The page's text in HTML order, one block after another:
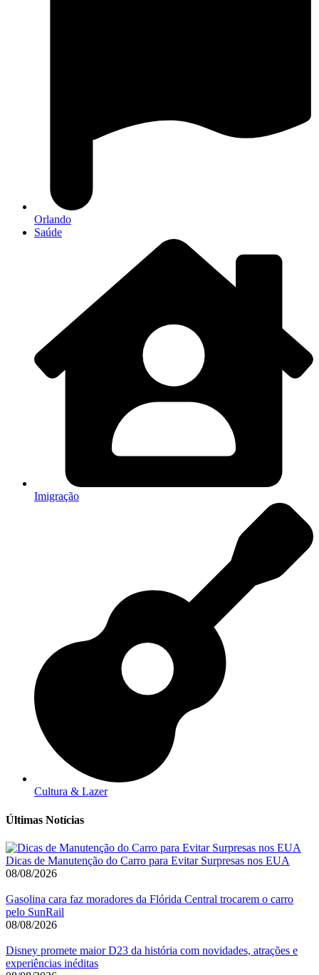
Orlando
Saúde
Imigração
Cultura & Lazer
Últimas Notícias
Dicas de Manutenção do Carro para Evitar Surpresas nos EUA
08/08/2026
Gasolina cara faz moradores da Flórida Central trocarem o carro
pelo SunRail
08/08/2026
Disney promete maior D23 da história com novidades, atrações e
experiências inéditas